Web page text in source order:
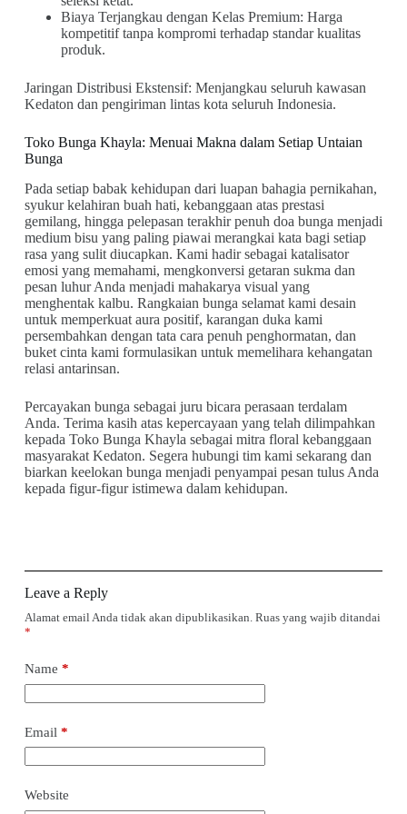
Biaya Terjangkau dengan Kelas Premium: Harga
kompetitif tanpa kompromi terhadap standar kualitas
produk.
Jaringan Distribusi Ekstensif: Menjangkau seluruh kawasan
Kedaton dan pengiriman lintas kota seluruh Indonesia.
Toko Bunga Khayla: Menuai Makna dalam Setiap Untaian
Bunga
Pada setiap babak kehidupan dari luapan bahagia pernikahan,
syukur kelahiran buah hati, kebanggaan atas prestasi
gemilang, hingga pelepasan terakhir penuh doa bunga menjadi
medium bisu yang paling piawai merangkai kata bagi setiap
rasa yang sulit diucapkan. Kami hadir sebagai katalisator
emosi yang memahami, mengkonversi getaran sukma dan
pesan luhur Anda menjadi mahakarya visual yang
menghentak kalbu. Rangkaian bunga selamat kami desain
untuk memperkuat aura positif, karangan duka kami
persembahkan dengan tata cara penuh penghormatan, dan
buket cinta kami formulasikan untuk memelihara kehangatan
relasi antarinsan.
Percayakan bunga sebagai juru bicara perasaan terdalam
Anda. Terima kasih atas kepercayaan yang telah dilimpahkan
kepada Toko Bunga Khayla sebagai mitra floral kebanggaan
masyarakat Kedaton. Segera hubungi tim kami sekarang dan
biarkan keelokan bunga menjadi penyampai pesan tulus Anda
kepada figur-figur istimewa dalam kehidupan.
Leave a Reply
Alamat email Anda tidak akan dipublikasikan. Ruas yang wajib ditandai
*
Name *
Email *
Website